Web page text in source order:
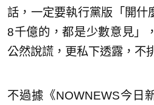
話，一定要執行黨版「開什
8千億的，都是少數意見」
公然說謊，更私下透露，不
不過據《NOWNEWS今日